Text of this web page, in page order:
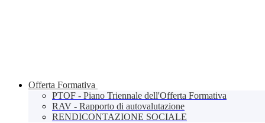
Offerta Formativa
PTOF - Piano Triennale dell'Offerta Formativa
RAV - Rapporto di autovalutazione
RENDICONTAZIONE SOCIALE